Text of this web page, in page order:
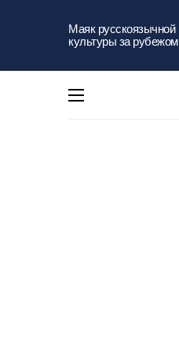
Маяк русскоязычной
культуры за рубежом